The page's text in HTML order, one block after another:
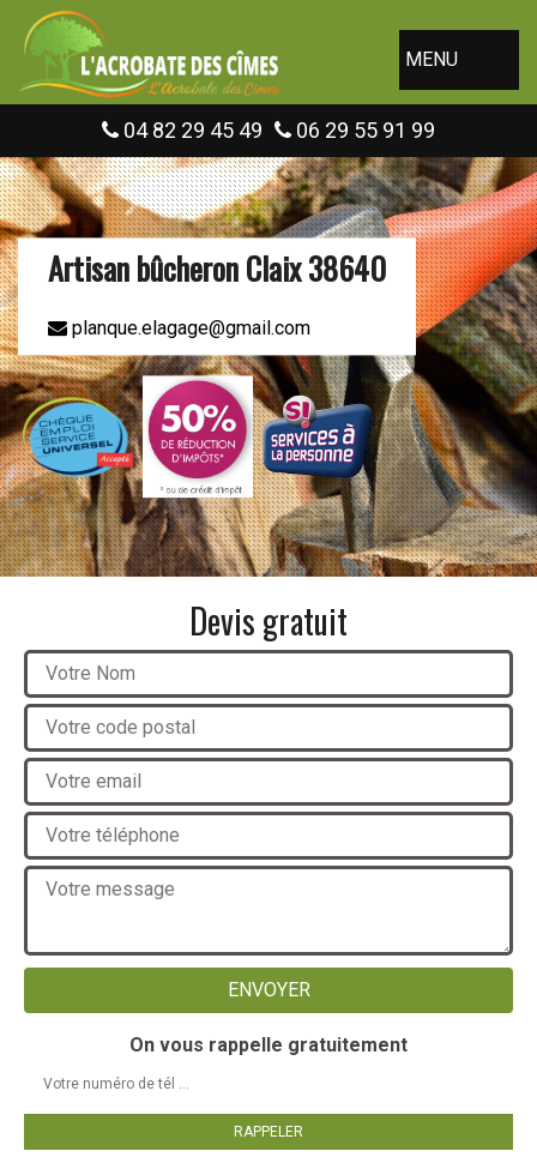
MENU
04 82 29 45 49 06 29 55 91 99
Artisan bûcheron Claix 38640
planque.elagage@gmail.com
Devis gratuit
On vous rappelle gratuitement